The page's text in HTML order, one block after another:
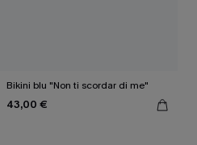
Bikini blu "Non ti scordar di me"
43,00 €